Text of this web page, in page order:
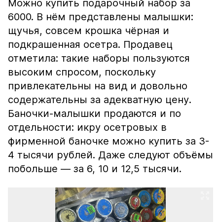
Можно купить подарочный набор за
6000. В нём представлены малышки:
щучья, совсем крошка чёрная и
подкрашенная осетра. Продавец
отметила: такие наборы пользуются
высоким спросом, поскольку
привлекательны на вид и довольно
содержательны за адекватную цену.
Баночки-малышки продаются и по
отдельности: икру осетровых в
фирменной баночке можно купить за 3-
4 тысячи рублей. Даже следуют объёмы
побольше — за 6, 10 и 12,5 тысячи.